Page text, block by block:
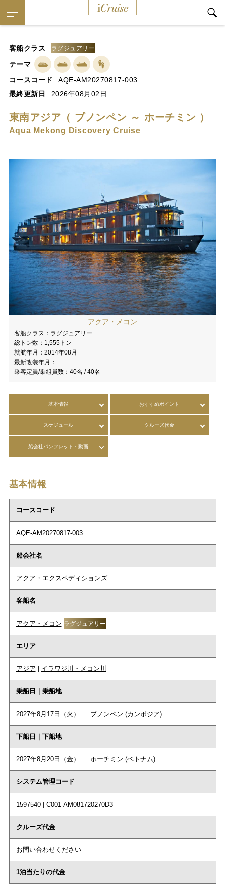
客船クラス ラグジュアリー
テーマ
コースコード
AQE-AM20270817-003
最終更新日
2026年08月02日
東南アジア（ プノンペン ～ ホーチミン ）
Aqua Mekong Discovery Cruise
アクア・メコン
客船クラス： ラグジュアリー
総トン数： 1,555トン
就航年月： 2014年08月
最新改装年月：
乗客定員/乗組員数： 40名 / 40名
基本情報 おすすめポイント
スケジュール クルーズ代金
船会社パンフレット・動画
基本情報
コースコード
AQE-AM20270817-003
船会社名
アクア・エクスペディションズ
客船名
アクア・メコン ラグジュアリー
エリア
アジア イラワジ川・メコン川
乗船日｜乗船地
2027年8月17日（火） ｜ プノンペン (カンボジア)
下船日｜下船地
2027年8月20日（金） ｜ ホーチミン (ベトナム)
システム管理コード
1597540 | C001-AM081720270D3
クルーズ代金
お問い合わせください
1泊当たりの代金